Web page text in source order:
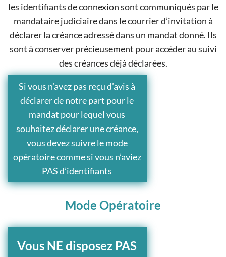
les identifiants de connexion sont communiqués par le
mandataire judiciaire dans le courrier d’invitation à
déclarer la créance adressé dans un mandat donné. Ils
sont à conserver précieusement pour accéder au suivi
des créances déjà déclarées.
Si vous n’avez pas reçu d’avis à
déclarer de notre part pour le
mandat pour lequel vous
souhaitez déclarer une créance,
vous devez suivre le mode
opératoire comme si vous n’aviez
PAS d’identifiants
Mode Opératoire
Vous NE disposez PAS